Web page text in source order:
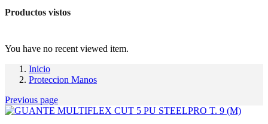
Productos vistos
You have no recent viewed item.
Inicio
Proteccion Manos
Previous page